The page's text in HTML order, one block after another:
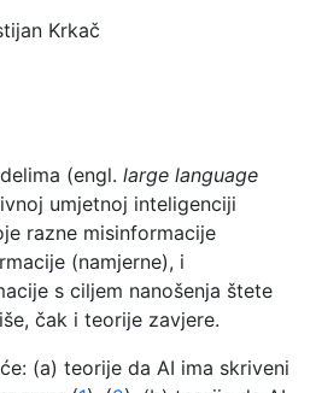
Krkač
(engl. large language
umjetnoj inteligenciji
razne misinformacije
(namjerne), i
s ciljem nanošenja štete
čak i teorije zavjere.
(a) teorije da AI ima skriveni